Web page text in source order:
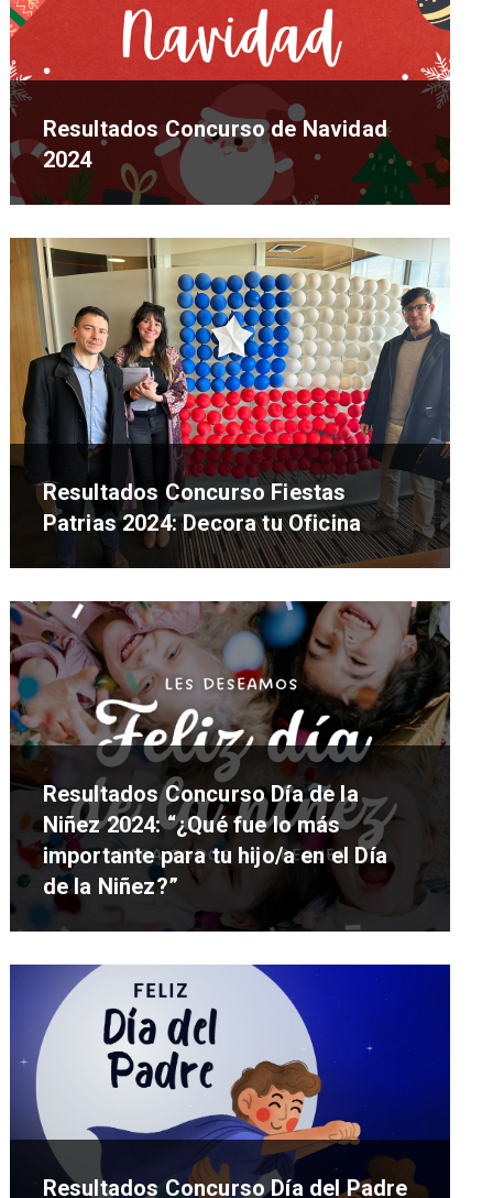
Resultados Concurso de Navidad
2024
Resultados Concurso Fiestas
Patrias 2024: Decora tu Oficina
Resultados Concurso Día de la
Niñez 2024: “¿Qué fue lo más
importante para tu hijo/a en el Día
de la Niñez?”
Resultados Concurso Día del Padre